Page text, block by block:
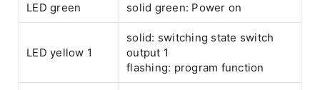
LED green solid green: Power on
LED yellow 1
solid: switching state switch
output 1
flashing: program function